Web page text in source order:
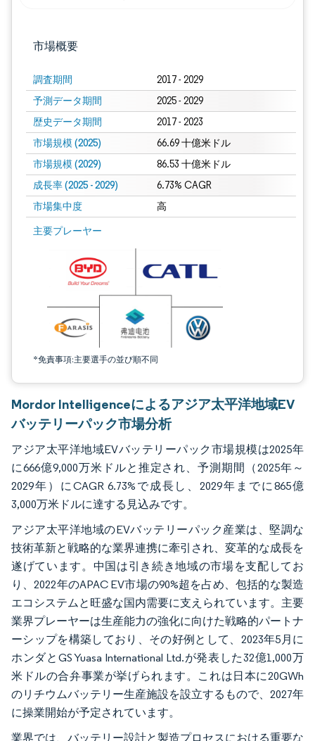
市場概要
調査期間 2017 - 2029
予測データ期間 2025 - 2029
歴史データ期間 2017 - 2023
市場規模 (2025) 66.69 十億米ドル
市場規模 (2029) 86.53 十億米ドル
成長率 (2025 - 2029) 6.73% CAGR
市場集中度 高
主要プレーヤー
*免責事項:主要選手の並び順不同
画像 © Mordor Intelligence。再利用にはCC BY 4.0の表示が必要です。
Mordor Intelligenceによるアジア太平洋地域EV
バッテリーパック市場分析
アジア太平洋地域EVバッテリーパック市場規模は2025年
に666億9,000万米ドルと推定され、予測期間（2025年～
2029年）にCAGR 6.73%で成長し、2029年までに865億
3,000万米ドルに達する見込みです。
アジア太平洋地域のEVバッテリーパック産業は、堅調な
技術革新と戦略的な業界連携に牽引され、変革的な成長を
遂げています。中国は引き続き地域の市場を支配してお
り、2022年のAPAC EV市場の90%超を占め、包括的な製造
エコシステムと旺盛な国内需要に支えられています。主要
業界プレーヤーは生産能力の強化に向けた戦略的パートナ
ーシップを構築しており、その好例として、2023年5月に
ホンダとGS Yuasa International Ltd.が発表した32億1,000万
米ドルの合弁事業が挙げられます。これは日本に20GWh
のリチウムバッテリー生産施設を設立するもので、2027年
に操業開始が予定されています。
業界では、バッテリー設計と製造プロセスにおける重要な